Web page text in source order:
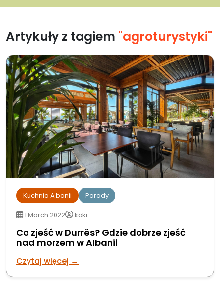
Artykuły z tagiem "agroturystyki"
Kuchnia Albanii Porady
1 March 2022 kaki
Co zjeść w Durrës? Gdzie dobrze zjeść
nad morzem w Albanii
Czytaj więcej →